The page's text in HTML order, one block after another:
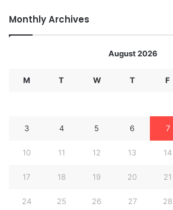
Monthly Archives
August 2026
M T W T F
3 4 5 6 7
10 11 12 13 14
17 18 19 20 21
24 25 26 27 28